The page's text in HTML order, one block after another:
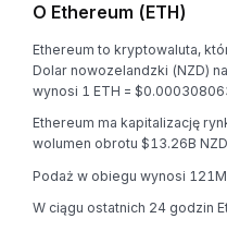
O Ethereum (ETH)
Ethereum to kryptowaluta,
Dolar nowozelandzki (NZD)
wynosi 1 ETH =
Ethereum ma kapitalizację
wolumen obrotu $13.26B
Podaż w obiegu wynosi 121M
W ciągu ostatnich 24 godzin